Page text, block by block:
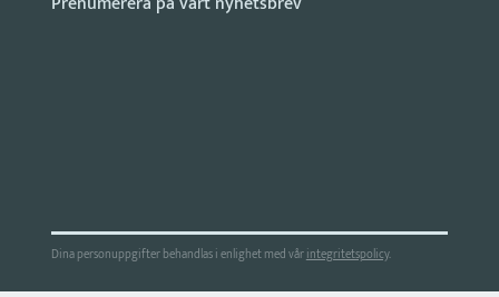
Dina personuppgifter behandlas i enlighet med vårintegritetspolicy.